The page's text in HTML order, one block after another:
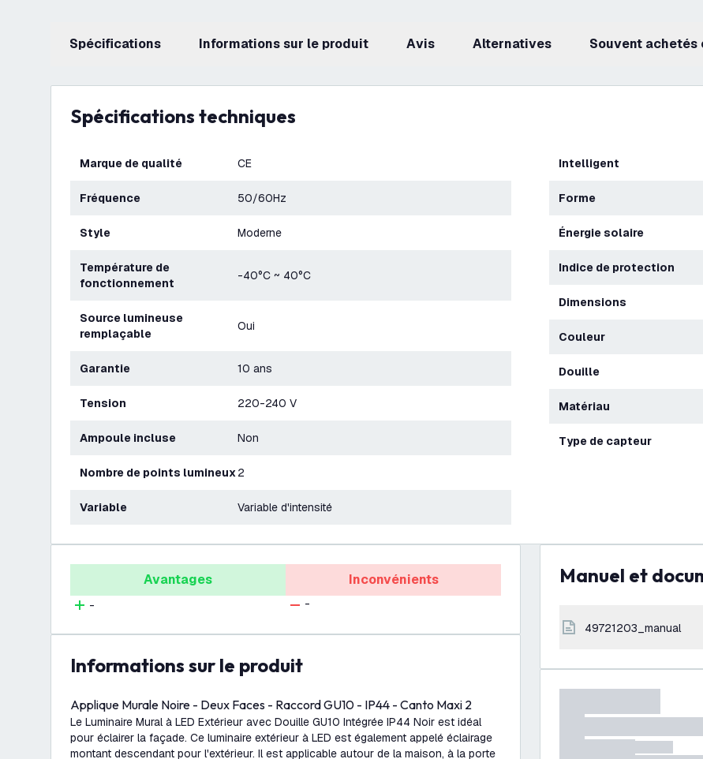
Spécifications Informations sur le produit avis Alternatives Souvent
Spécifications techniques
Marque de qualité CE
Fréquence 50/60Hz
Style Moderne
Température de
fonctionnement
-40°C ~ 40°C
Source lumineuse
remplaçable
Oui
Garantie 10 ans
Tension 220-240 V
Ampoule incluse Non
Nombre de points lumineux2
Variable Variable d'intensité
Intelligent
Forme
Énergie solaire
Indice de protection
Dimensions
Couleur
Douille
Matériau
Type de capteur
Avantages
-
Inconvénients
-
Informations sur le produit
Applique Murale Noire - Deux Faces - Raccord GU10 - IP44 - Canto Maxi 2
Le Luminaire Mural à LED Extérieur avec Douille GU10 Intégrée IP44 Noir est idéal
pour éclairer la façade. Ce luminaire extérieur à LED est également appelé éclairage
montant descendant pour l'extérieur. Il est applicable autour de la maison, à la porte
Manuel et
49721203_manual